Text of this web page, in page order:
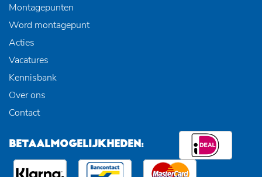
Montagepunten
Word montagepunt
Acties
Vacatures
Kennisbank
Over ons
Contact
BETAALMOGELIJKHEDEN: